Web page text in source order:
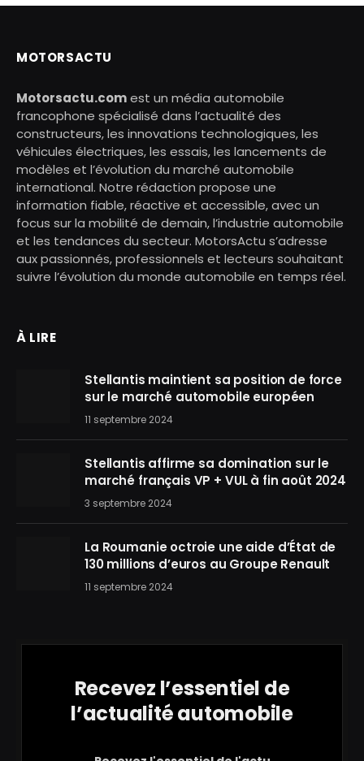
MOTORSACTU
Motorsactu.comest un média automobile
francophone spécialisé dans l’actualité des
constructeurs, les innovations technologiques, les
véhicules électriques, les essais, les lancements de
modèles et l’évolution du marché automobile
international. Notre rédaction propose une
information fiable, réactive et accessible, avec un
focus sur la mobilité de demain, l’industrie automobile
et les tendances du secteur. MotorsActu s’adresse
aux passionnés, professionnels et lecteurs souhaitant
suivre l’évolution du monde automobile en temps réel.
À LIRE
Stellantis maintient sa position de force
sur le marché automobile européen
11 septembre 2024
Stellantis affirme sa domination sur le
marché français VP + VUL à fin août 2024
3 septembre 2024
La Roumanie octroie une aide d’État de
130 millions d’euros au Groupe Renault
11 septembre 2024
Recevez l’essentiel de
l’actualité automobile